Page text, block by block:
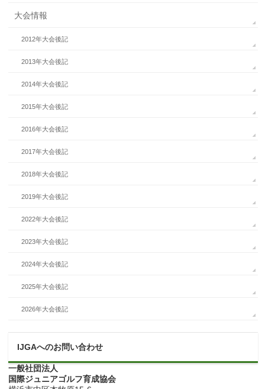
大会情報
2012年大会後記
2013年大会後記
2014年大会後記
2015年大会後記
2016年大会後記
2017年大会後記
2018年大会後記
2019年大会後記
2022年大会後記
2023年大会後記
2024年大会後記
2025年大会後記
2026年大会後記
IJGAへのお問い合わせ
一般社団法人
国際ジュニアゴルフ育成協会